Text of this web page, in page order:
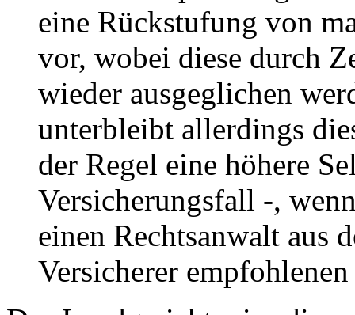
eine Rückstufung von
vor, wobei diese durch
wieder ausgeglichen
unterbleibt allerdings
der Regel eine höhere
Versicherungsfall -,
einen Rechtsanwalt aus
Versicherer